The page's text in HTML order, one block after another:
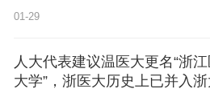
01-29
人大代表建议温医大更名“浙
大学”，浙医大历史上已并入浙